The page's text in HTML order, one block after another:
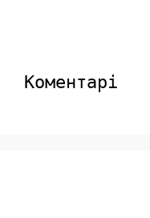
Коментарі